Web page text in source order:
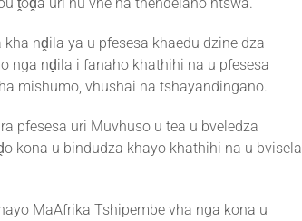
nḓila ya u pfesesa khaedu dzine dza
nga nḓila i fanaho khathihi na u pfesesa
mishumo, vhushai na tshayandingano.
pfesesa uri Muvhuso u tea u bveledza
kona u bindudza khayo khathihi na u bvisela
MaAfrika Tshipembe vha nga kona u